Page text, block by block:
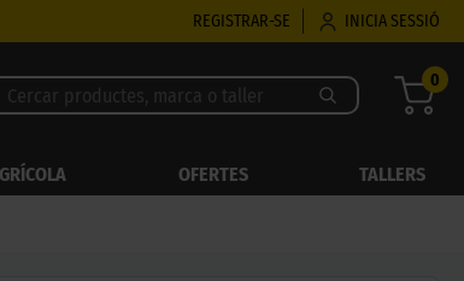
REGISTRAR-SE INICIA SESSIÓ
0
OFERTES TALLERS